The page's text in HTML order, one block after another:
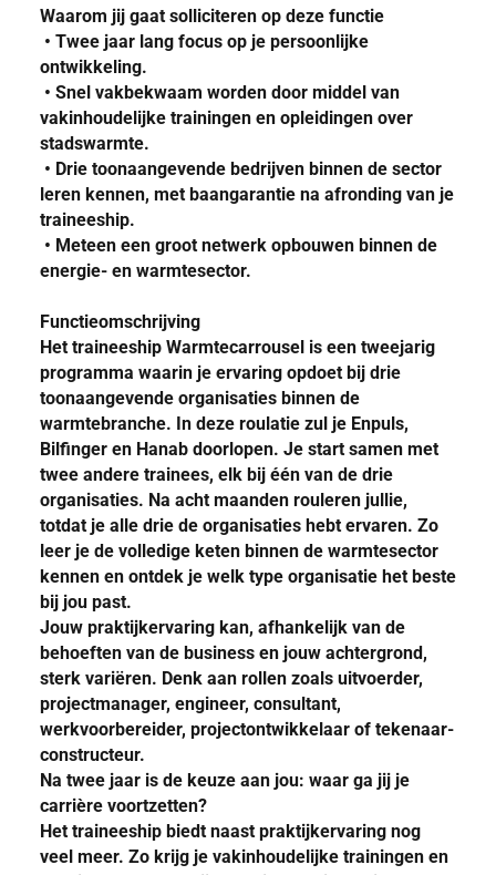
Waarom jij gaat solliciteren op deze functie
• Twee jaar lang focus op je persoonlijke
ontwikkeling.
• Snel vakbekwaam worden door middel van
vakinhoudelijke trainingen en opleidingen over
stadswarmte.
• Drie toonaangevende bedrijven binnen de sector
leren kennen, met baangarantie na afronding van je
traineeship.
• Meteen een groot netwerk opbouwen binnen de
energie- en warmtesector.
Functieomschrijving
Het traineeship Warmtecarrousel is een tweejarig
programma waarin je ervaring opdoet bij drie
toonaangevende organisaties binnen de
warmtebranche. In deze roulatie zul je Enpuls,
Bilfinger en Hanab doorlopen. Je start samen met
twee andere trainees, elk bij één van de drie
organisaties. Na acht maanden rouleren jullie,
totdat je alle drie de organisaties hebt ervaren. Zo
leer je de volledige keten binnen de warmtesector
kennen en ontdek je welk type organisatie het beste
bij jou past.
Jouw praktijkervaring kan, afhankelijk van de
behoeften van de business en jouw achtergrond,
sterk variëren. Denk aan rollen zoals uitvoerder,
projectmanager, engineer, consultant,
werkvoorbereider, projectontwikkelaar of tekenaar-
constructeur.
Na twee jaar is de keuze aan jou: waar ga jij je
carrière voortzetten?
Het traineeship biedt naast praktijkervaring nog
veel meer. Zo krijg je vakinhoudelijke trainingen en